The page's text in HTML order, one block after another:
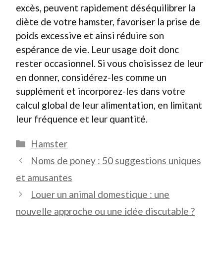
excès, peuvent rapidement déséquilibrer la
diète de votre hamster, favoriser la prise de
poids excessive et ainsi réduire son
espérance de vie. Leur usage doit donc
rester occasionnel. Si vous choisissez de leur
en donner, considérez-les comme un
supplément et incorporez-les dans votre
calcul global de leur alimentation, en limitant
leur fréquence et leur quantité.
Catégories
Hamster
Noms de poney : 50 suggestions uniques
et amusantes
Louer un animal domestique : une
nouvelle approche ou une idée discutable ?